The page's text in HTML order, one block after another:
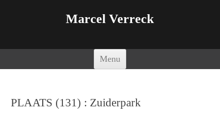
Marcel Verreck
Menu
PLAATS (131) : Zuiderpark